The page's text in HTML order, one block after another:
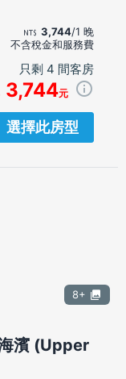
3,744/1 晚
不含稅金和服務費
只剩 4 間客房
3,744元
選擇此房型
8+
濱 (Upper